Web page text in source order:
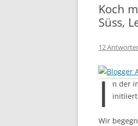
Koch
Süss,
12
I n der
Wir